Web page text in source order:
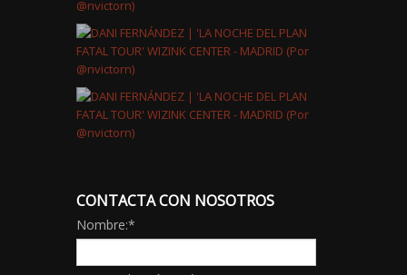
CONTACTA CON NOSOTROS
Nombre:*